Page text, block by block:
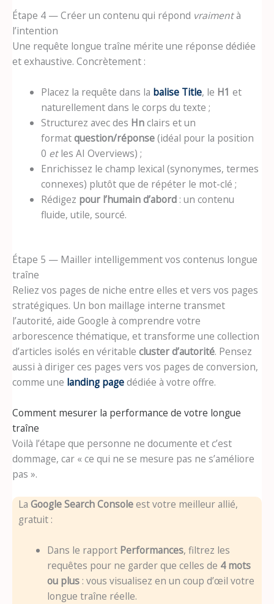
Étape 4 — Créer un contenu qui répond vraimentà
l’intention
Une requête longue traîne mérite une réponse dédiée
et exhaustive. Concrètement :
Placez la requête dans la balise Title, le H1 et
naturellement dans le corps du texte ;
Structurez avec des Hnclairs et un
formatquestion/réponse(idéal pour la position
0 etles AI Overviews) ;
Enrichissez le champ lexical (synonymes, termes
connexes) plutôt que de répéter le mot-clé ;
Rédigez pour l’humain d’abord: un contenu
fluide, utile, sourcé.
Étape 5 — Mailler intelligemment vos contenus longue
traîne
Reliez vos pages de niche entre elles et vers vos pages
stratégiques. Un bon maillage interne transmet
l’autorité, aide Google à comprendre votre
arborescence thématique, et transforme une collection
d’articles isolés en véritable cluster d’autorité. Pensez
aussi à diriger ces pages vers vos pages de conversion,
comme une landing pagedédiée à votre offre.
Comment mesurer la performance de votre longue
traîne
Voilà l’étape que personne ne documente et c’est
dommage, car « ce qui ne se mesure pas ne s’améliore
pas ».
LaGoogle Search Consoleest votre meilleur allié,
gratuit :
Dans le rapport Performances, filtrez les
requêtes pour ne garder que celles de 4 mots
ou plus: vous visualisez en un coup d’œil votre
longue traîne réelle.